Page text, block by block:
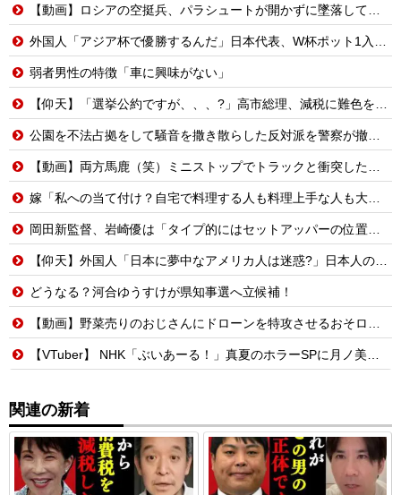
【動画】ロシアの空挺兵、パラシュートが開かずに墜落してしまう。
外国人「アジア杯で優勝するんだ」日本代表、W杯ポット1入りに現実味!?2030大会で出場枠「64」なら追い風に！アメリカ人もポット1争いに熱視線！【海外の反応】
弱者男性の特徴「車に興味がない」
【仰天】「選挙公約ですが、、、?」高市総理、減税に難色を示し続ける玉木代表らを「煽りまくるwwwww」
公園を不法占拠をして騒音を撒き散らした反対派を警察が撤去しました！
【動画】両方馬鹿（笑）ミニストップでトラックと衝突したドラレコが（ノ∇`）
嫁「私への当て付け？自宅で料理する人も料理上手な人も大っっ嫌い！」嫁が料理嫌いで育児大変だから時間ある時は俺が料理する、片付けまで全部やるって言うと嫁がヒスって困る
岡田新監督、岩崎優は「タイプ的にはセットアッパーの位置が一番合うてる」←おーん
【仰天】外国人「日本に夢中なアメリカ人は迷惑?」日本人の回答が的確すぎた
どうなる？河合ゆうすけが県知事選へ立候補！
【動画】野菜売りのおじさんにドローンを特攻させるおそロシア。
【VTuber】 NHK「ぶいあーる！」真夏のホラーSPに月ノ美兎・ましろ爻・市松寿ゞ謡が出演！“VTuber×ホラー”を語る【8/8(土)21:05】
関連の新着